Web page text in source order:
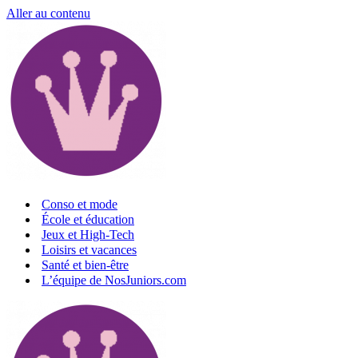
Aller au contenu
Conso et mode
École et éducation
Jeux et High-Tech
Loisirs et vacances
Santé et bien-être
L’équipe de NosJuniors.com